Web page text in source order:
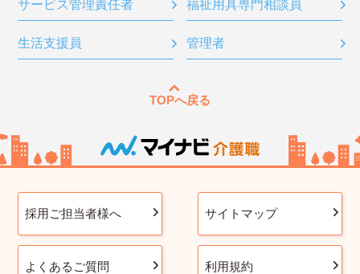
サービス管理責任者 福祉用具専門相談員
生活支援員 管理者
TOPへ戻る
採用ご担当者様へ サイトマップ
よくあるご質問 利用規約